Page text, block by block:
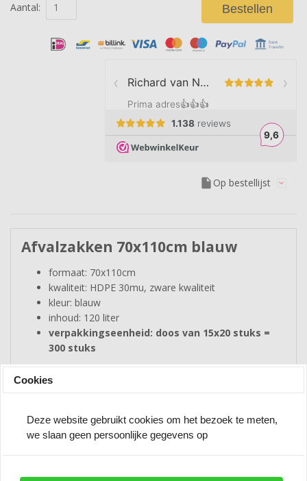
Aantal: Bestellen
insert_drive_file Op bestellijst
Afvalzakken 70x110cm blauw
formaat: 70x110cm
kwaliteit: HDPE 30mu, zware kwaliteit
kleur: blauw
inhoud: 120 liter
verpakkingseenheid: doos van 15x20 stuks =
300 stuks
Op werkdagen vóór 13.00 uur besteld, vandaag
Cookies
Deze website gebruikt cookies om het bezoek te meten,
we slaan geen persoonlijke gegevens op